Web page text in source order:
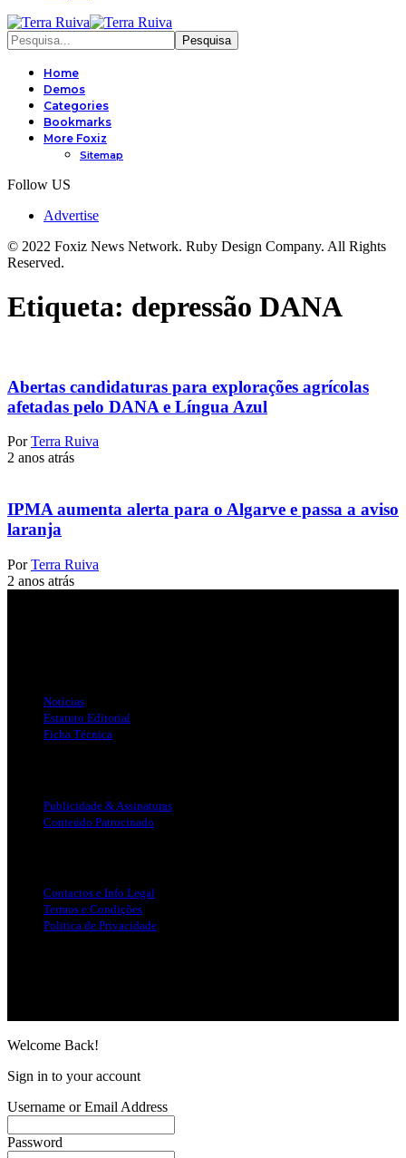
Home
Demos
Categories
Bookmarks
More Foxiz
Sitemap
Follow US
Advertise
© 2022 Foxiz News Network. Ruby Design Company. All Rights
Reserved.
Etiqueta: depressão DANA
Abertas candidaturas para explorações agrícolas
afetadas pelo DANA e Língua Azul
Por Terra Ruiva
2 anos atrás
IPMA aumenta alerta para o Algarve e passa a aviso
laranja
Por Terra Ruiva
2 anos atrás
Notícias
Estatuto Editorial
Ficha Técnica
Publicidade & Assinaturas
Conteúdo Patrocinado
Contactos e Info Legal
Termos e Condições
Politica de Privacidade
Welcome Back!
Sign in to your account
Username or Email Address
Password